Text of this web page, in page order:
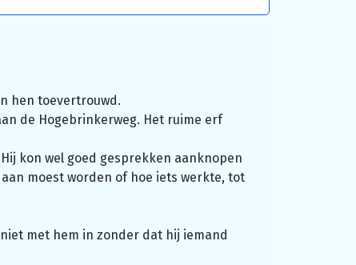
hen toevertrouwd.
de Hogebrinkerweg. Het ruime erf
kon wel goed gesprekken aanknopen
moest worden of hoe iets werkte, tot
met hem in zonder dat hij iemand